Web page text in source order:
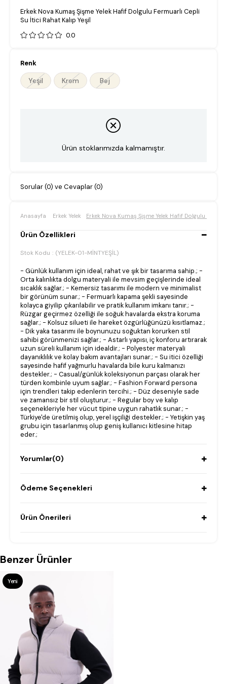
Erkek Nova Kumaş Şişme Yelek Hafif Dolgulu Fermuarlı Cepli
Su İtici Rahat Kalıp Yeşil
0.0
Renk
Yeşil Krem Bej
Ürün stoklarımızda kalmamıştır.
Sorular (0) ve Cevaplar (0)
Anasayfa Erkek Yelek Erkek Nova Kumaş Şişme Yelek Hafif Dolgulu
Ürün Özellikleri
Stok Kodu (YELEK-01-MİNTYEŞİL)
- Günlük kullanım için ideal, rahat ve şık bir tasarıma sahip.; -
Orta kalınlıkta dolgu materyali ile mevsim geçişlerinde ideal
sıcaklık sağlar.; - Kemersiz tasarımı ile modern ve minimalist
bir görünüm sunar.; - Fermuarlı kapama şekli sayesinde
kolayca giyilip çıkarılabilir ve pratik kullanım imkanı tanır.; -
Rüzgar geçirmez özelliği ile soğuk havalarda ekstra koruma
sağlar.; - Kolsuz silueti ile hareket özgürlüğünüzü kısıtlamaz.;
- Dik yaka tasarımı ile boynunuzu soğuktan korurken stil
sahibi görünmenizi sağlar.; - Astarlı yapısı, iç konforu artırarak
uzun süreli kullanım için idealdir.; - Polyester materyali
dayanıklılık ve kolay bakım avantajları sunar.; - Su itici özelliği
sayesinde hafif yağmurlu havalarda bile kuru kalmanızı
destekler.; - Casual/günlük koleksiyonun parçası olarak her
türden kombinle uyum sağlar.; - Fashion Forward persona
için trendleri takip edenlerin tercihi.; - Düz deseniyle sade
ve zamansız bir stil oluşturur.; - Regular boy ve kalıp
seçenekleriyle her vücut tipine uygun rahatlık sunar.; -
Türkiye'de üretilmiş olup, yerel işçiliği destekler.; - Yetişkin yaş
grubu için tasarlanmış olup geniş kullanıcı kitlesine hitap
eder.;
Yorumlar(0)
Ödeme Seçenekleri
Ürün Önerileri
Benzer Ürünler
Yeni